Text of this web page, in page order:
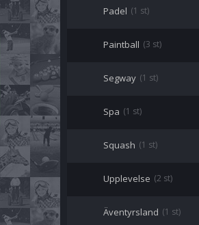
Padel (1 st)
Paintball (3 st)
Segway (1 st)
Spa (1 st)
Squash (1 st)
Upplevelse (2 st)
Äventyrsland (1 st)